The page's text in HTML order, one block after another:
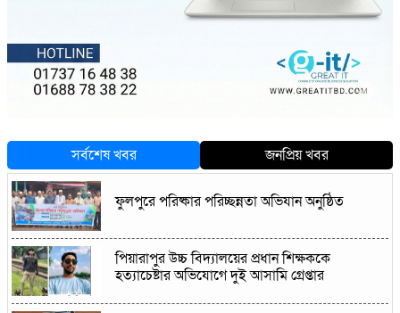
সর্বশেষ খবর জনপ্রিয় খবর
ফুলপুরে পরিষ্কার পরিচ্ছন্নতা অভিযান অনুষ্ঠিত
পিয়ারাপুর উচ্চ বিদ্যালয়ের প্রধান শিক্ষককে
হত্যাচেষ্টার অভিযোগে দুই আসামি গ্রেপ্তার